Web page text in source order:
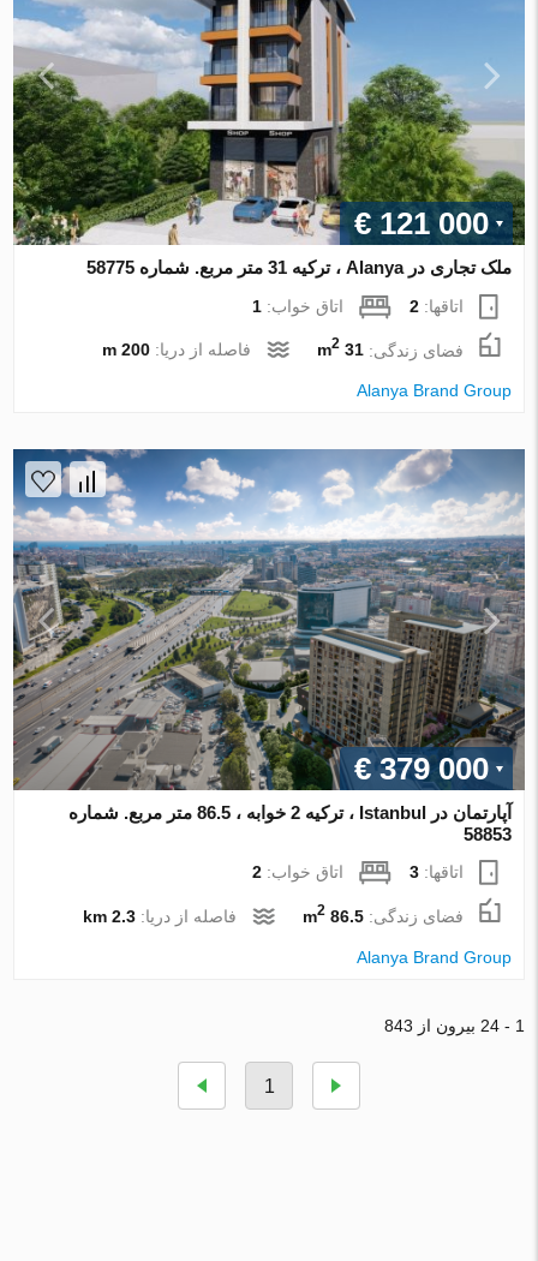
€ 121 000
ملک تجاری در Alanya ، ترکیه 31 متر مربع. شماره 58775
اتاقها:2 اتاق خواب:1
فضای زندگی:31 m
2 فاصله از دریا:200 m
Alanya Brand Group
€ 379 000
آپارتمان در Istanbul ، ترکیه 2 خوابه ، 86.5 متر مربع. شماره
58853
اتاقها:3 اتاق خواب:2
فضای زندگی:86.5 m
2 فاصله از دریا:2.3 km
Alanya Brand Group
1 - 24 بیرون از 843
1